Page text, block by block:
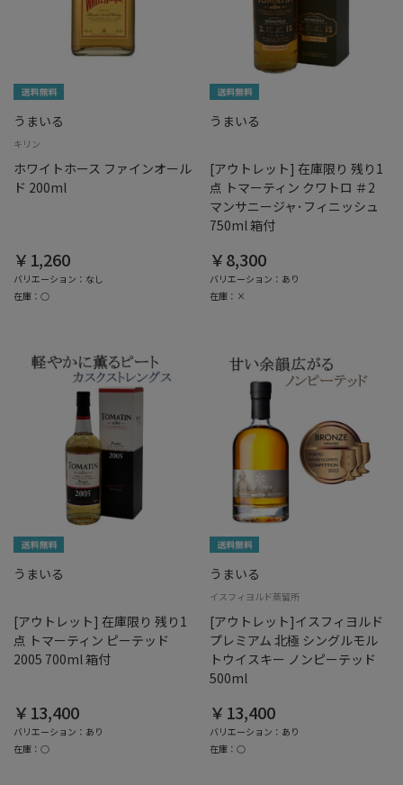
うまいる
キリン
ホワイトホース ファインオール
ド 200ml
￥1,260
バリエーション：なし
在庫：○
うまいる
[アウトレット] 在庫限り 残り1
点 トマーティン クワトロ ＃2
マンサニージャ･フィニッシュ
750ml 箱付
￥8,300
バリエーション：あり
在庫：×
うまいる
[アウトレット] 在庫限り 残り1
点 トマーティン ピーテッド
2005 700ml 箱付
￥13,400
バリエーション：あり
在庫：○
うまいる
イスフィヨルド蒸留所
[アウトレット]イスフィヨルド
プレミアム 北極 シングルモル
トウイスキー ノンピーテッド
500ml
￥13,400
バリエーション：あり
在庫：○